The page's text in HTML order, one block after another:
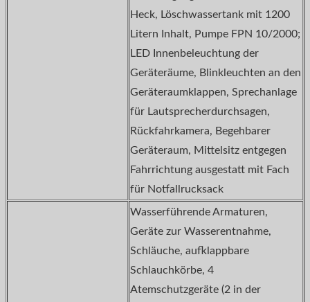
Heck, Löschwassertank mit 1200
Litern Inhalt, Pumpe FPN 10/2000;
LED Innenbeleuchtung der
Geräteräume, Blinkleuchten an den
Geräteraumklappen, Sprechanlage
für Lautsprecherdurchsagen,
Rückfahrkamera, Begehbarer
Geräteraum, Mittelsitz entgegen
Fahrrichtung ausgestatt mit Fach
für Notfallrucksack
Wasserführende Armaturen,
Geräte zur Wasserentnahme,
Schläuche, aufklappbare
Schlauchkörbe, 4
Atemschutzgeräte (2 in der